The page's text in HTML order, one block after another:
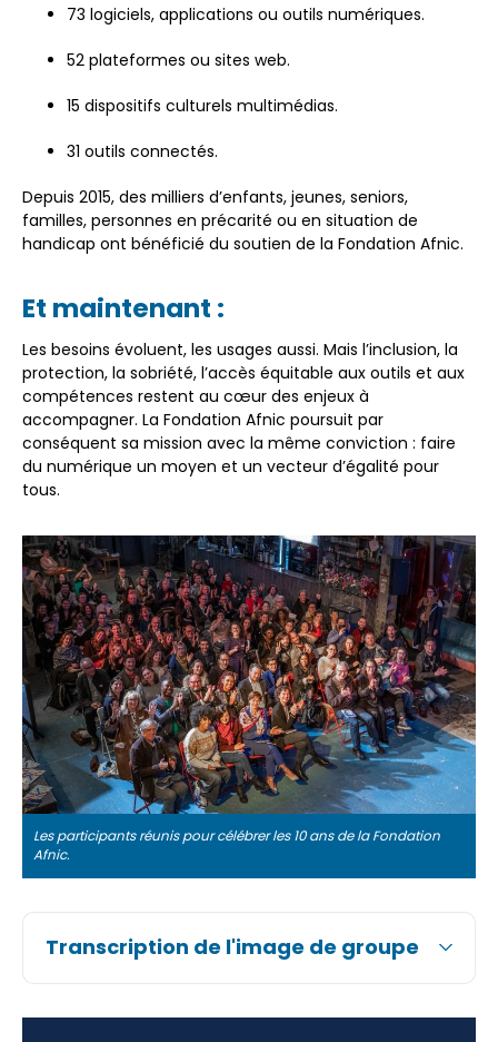
73 logiciels, applications ou outils numériques.
52 plateformes ou sites web.
15 dispositifs culturels multimédias.
31 outils connectés.
Depuis 2015, des milliers d’enfants, jeunes, seniors,
familles, personnes en précarité ou en situation de
handicap ont bénéficié du soutien de la Fondation Afnic.
Et maintenant :
Les besoins évoluent, les usages aussi. Mais l’inclusion, la
protection, la sobriété, l’accès équitable aux outils et aux
compétences restent au cœur des enjeux à
accompagner. La Fondation Afnic poursuit par
conséquent sa mission avec la même conviction : faire
du numérique un moyen et un vecteur d’égalité pour
tous.
Les participants réunis pour célébrer les 10 ans de la Fondation
Afnic.
Transcription de l'image de groupe